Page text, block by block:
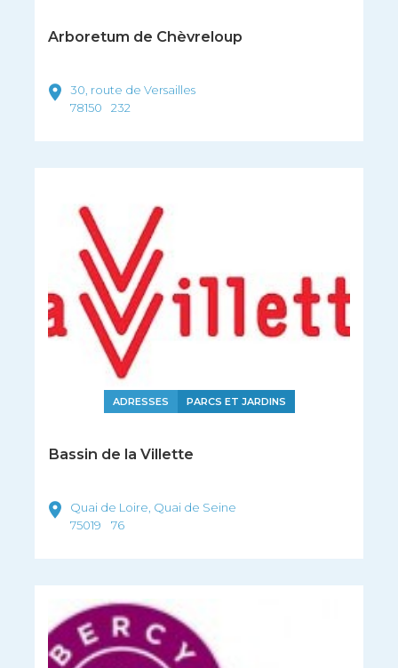
Arboretum de Chèvreloup
30, route de Versailles
78150
232
ADRESSES PARCS ET JARDINS
Bassin de la Villette
Quai de Loire, Quai de Seine
75019
76